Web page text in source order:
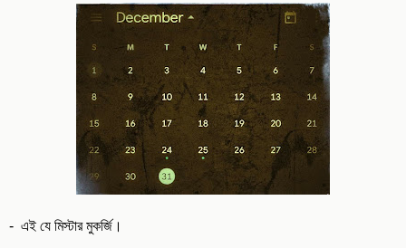
- এই যে মিস্টার মুকর্জি।